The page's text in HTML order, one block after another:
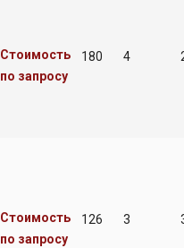
Стоимость
по запросу
180 4
Стоимость
по запросу
126 3